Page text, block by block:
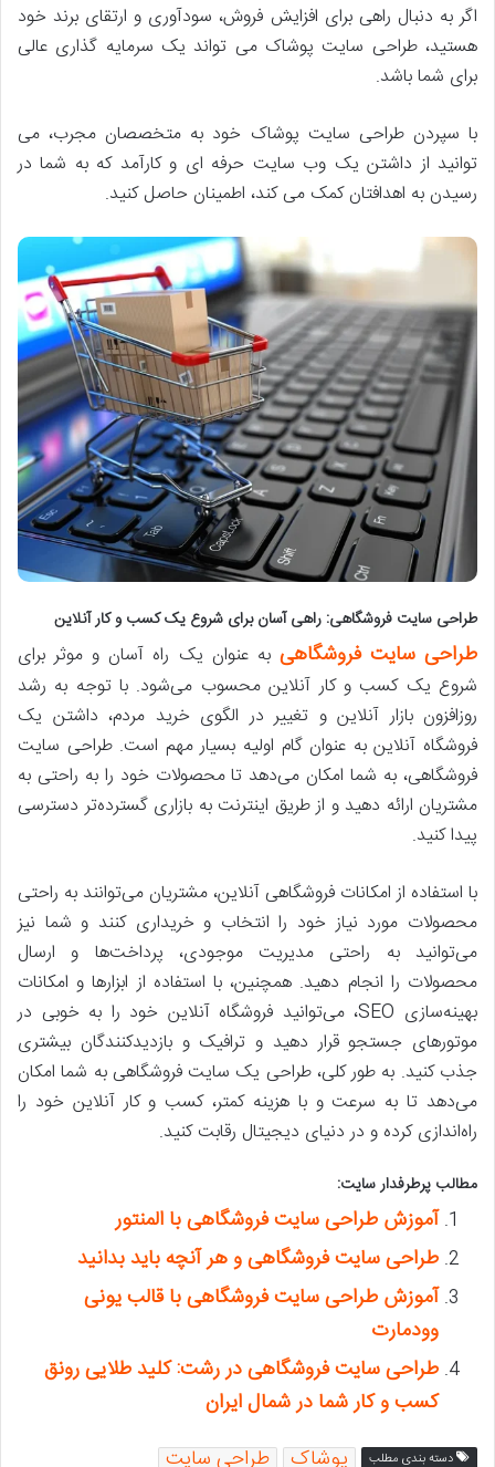
اگر به دنبال راهی برای افزایش فروش، سودآوری و ارتقای برند خود
هستید، طراحی سایت پوشاک می تواند یک سرمایه گذاری عالی
برای شما باشد.
با سپردن طراحی سایت پوشاک خود به متخصصان مجرب، می
توانید از داشتن یک وب سایت حرفه ای و کارآمد که به شما در
رسیدن به اهدافتان کمک می کند، اطمینان حاصل کنید.
طراحی سایت فروشگاهی: راهی آسان برای شروع یک کسب و کار آنلاین
طراحی سایت فروشگاهی به عنوان یک راه آسان و موثر برای
شروع یک کسب و کار آنلاین محسوب می‌شود. با توجه به رشد
روزافزون بازار آنلاین و تغییر در الگوی خرید مردم، داشتن یک
فروشگاه آنلاین به عنوان گام اولیه بسیار مهم است. طراحی سایت
فروشگاهی، به شما امکان می‌دهد تا محصولات خود را به راحتی به
مشتریان ارائه دهید و از طریق اینترنت به بازاری گسترده‌تر دسترسی
پیدا کنید.
با استفاده از امکانات فروشگاهی آنلاین، مشتریان می‌توانند به راحتی
محصولات مورد نیاز خود را انتخاب و خریداری کنند و شما نیز
می‌توانید به راحتی مدیریت موجودی، پرداخت‌ها و ارسال
محصولات را انجام دهید. همچنین، با استفاده از ابزارها و امکانات
بهینه‌سازی SEO، می‌توانید فروشگاه آنلاین خود را به خوبی در
موتورهای جستجو قرار دهید و ترافیک و بازدیدکنندگان بیشتری
جذب کنید. به طور کلی، طراحی یک سایت فروشگاهی به شما امکان
می‌دهد تا به سرعت و با هزینه کمتر، کسب و کار آنلاین خود را
راه‌اندازی کرده و در دنیای دیجیتال رقابت کنید.
مطالب پرطرفدار سایت:
آموزش طراحی سایت فروشگاهی با المنتور
طراحی سایت فروشگاهی و هر آنچه باید بدانید
آموزش طراحی سایت فروشگاهی با قالب یونی
وودمارت
طراحی سایت فروشگاهی در رشت: کلید طلایی رونق
کسب و کار شما در شمال ایران
دسته بندی مطلب پوشاک طراحی سایت